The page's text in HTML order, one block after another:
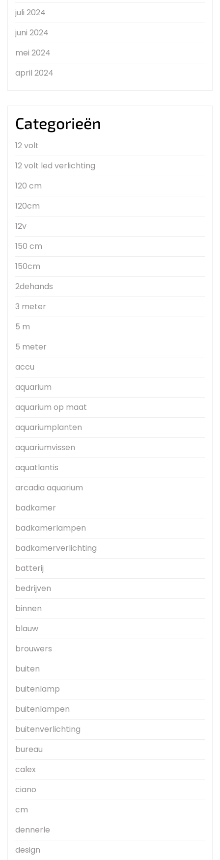
juli 2024
juni 2024
mei 2024
april 2024
Categorieën
12 volt
12 volt led verlichting
120 cm
120cm
12v
150 cm
150cm
2dehands
3 meter
5 m
5 meter
accu
aquarium
aquarium op maat
aquariumplanten
aquariumvissen
aquatlantis
arcadia aquarium
badkamer
badkamerlampen
badkamerverlichting
batterij
bedrijven
binnen
blauw
brouwers
buiten
buitenlamp
buitenlampen
buitenverlichting
bureau
calex
ciano
cm
dennerle
design